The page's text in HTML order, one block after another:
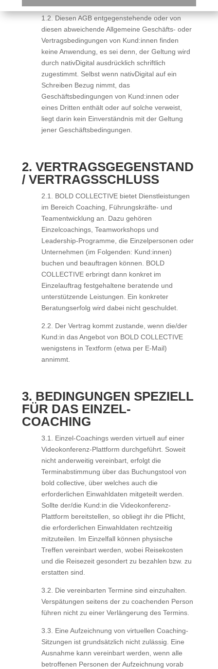
1.2. Diesen AGB entgegenstehende oder von
diesen abweichende Allgemeine Geschäfts- oder
Vertragsbedingungen von Kund:innen finden
keine Anwendung, es sei denn, der Geltung wird
durch nativDigital ausdrücklich schriftlich
zugestimmt. Selbst wenn nativDigital auf ein
Schreiben Bezug nimmt, das
Geschäftsbedingungen von Kund:innen oder
eines Dritten enthält oder auf solche verweist,
liegt darin kein Einverständnis mit der Geltung
jener Geschäftsbedingungen.
2. VERTRAGSGEGENSTAND
/ VERTRAGSSCHLUSS
2.1. BOLD COLLECTIVE bietet Dienstleistungen
im Bereich Coaching, Führungskräfte- und
Teamentwicklung an. Dazu gehören
Einzelcoachings, Teamworkshops und
Leadership-Programme, die Einzelpersonen oder
Unternehmen (im Folgenden: Kund:innen)
buchen und beauftragen können. BOLD
COLLECTIVE erbringt dann konkret im
Einzelauftrag festgehaltene beratende und
unterstützende Leistungen. Ein konkreter
Beratungserfolg wird dabei nicht geschuldet.
2.2. Der Vertrag kommt zustande, wenn die/der
Kund:in das Angebot von BOLD COLLECTIVE
wenigstens in Textform (etwa per E-Mail)
annimmt.
3. BEDINGUNGEN SPEZIELL
FÜR DAS EINZEL-
COACHING
3.1. Einzel-Coachings werden virtuell auf einer
Videokonferenz-Plattform durchgeführt. Soweit
nicht anderweitig vereinbart, erfolgt die
Terminabstimmung über das Buchungstool von
bold collective, über welches auch die
erforderlichen Einwahldaten mitgeteilt werden.
Sollte der/die Kund:in die Videokonferenz-
Plattform bereitstellen, so obliegt ihr die Pflicht,
die erforderlichen Einwahldaten rechtzeitig
mitzuteilen. Im Einzelfall können physische
Treffen vereinbart werden, wobei Reisekosten
und die Reisezeit gesondert zu bezahlen bzw. zu
erstatten sind.
3.2. Die vereinbarten Termine sind einzuhalten.
Verspätungen seitens der zu coachenden Person
führen nicht zu einer Verlängerung des Termins.
3.3. Eine Aufzeichnung von virtuellen Coaching-
Sitzungen ist grundsätzlich nicht zulässig. Eine
Ausnahme kann vereinbart werden, wenn alle
betroffenen Personen der Aufzeichnung vorab